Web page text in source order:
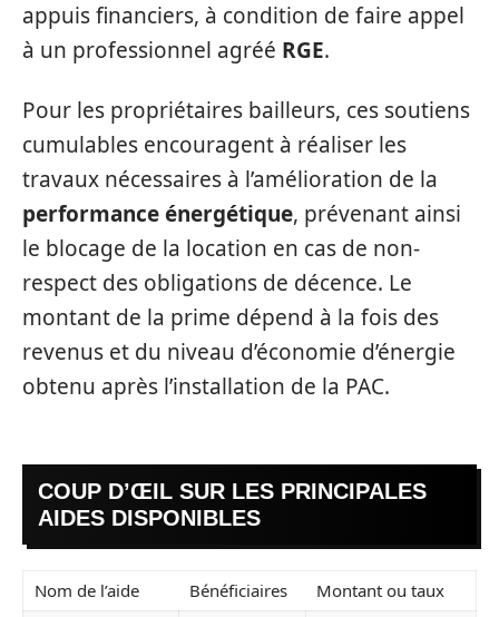
appuis financiers, à condition de faire appel
à un professionnel agréé RGE.
Pour les propriétaires bailleurs, ces soutiens
cumulables encouragent à réaliser les
travaux nécessaires à l’amélioration de la
performance énergétique, prévenant ainsi
le blocage de la location en cas de non-
respect des obligations de décence. Le
montant de la prime dépend à la fois des
revenus et du niveau d’économie d’énergie
obtenu après l’installation de la PAC.
COUP D’ŒIL SUR LES PRINCIPALES
AIDES DISPONIBLES
Nom de l’aide Bénéficiaires Montant ou taux